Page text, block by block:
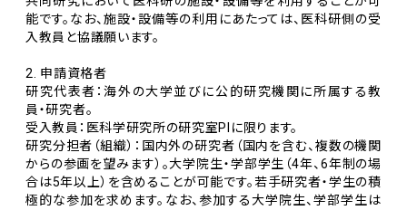
能です。なお、施設・設備等の利用にあたっては、医科研側の受
入教員と協議願います。
2. 申請資格者
研究代表者：海外の大学並びに公的研究機関に所属する教
員・研究者。
受入教員：医科学研究所の研究室PIに限ります。
研究分担者（組織）：国内外の研究者（国内を含む、複数の機関
からの参画を望みます）。大学院生・学部学生（4年、6年制の場
合は5年以上）を含めることが可能です。若手研究者・学生の積
極的な参加を求めます。なお、参加する大学院生、学部学生は